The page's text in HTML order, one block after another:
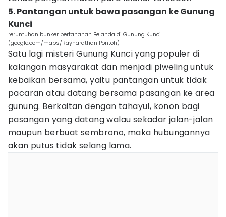
5. Pantangan untuk bawa pasangan ke Gunung
Kunci
reruntuhan bunker pertahanan Belanda di Gunung Kunci
(google.com/maps/Raynardthan Pontoh)
Satu lagi misteri Gunung Kunci yang populer di
kalangan masyarakat dan menjadi piweling untuk
kebaikan bersama, yaitu pantangan untuk tidak
pacaran atau datang bersama pasangan ke area
gunung. Berkaitan dengan tahayul, konon bagi
pasangan yang datang walau sekadar jalan-jalan
maupun berbuat sembrono, maka hubungannya
akan putus tidak selang lama.